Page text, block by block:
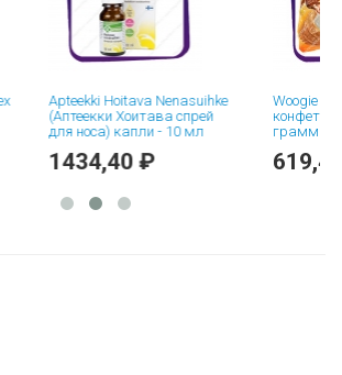
Apteekki Hoitava Nenasuihke
(Аптеекки Хоитава спрей
для носа) капли - 10 мл
1434,40 ₽
Woogie Milk
конфеты
619,40 ₽